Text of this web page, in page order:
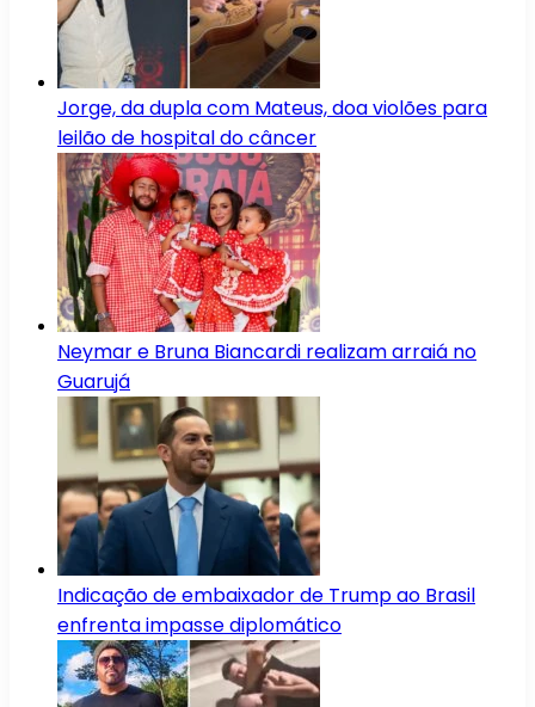
Jorge, da dupla com Mateus, doa violões para
leilão de hospital do câncer
Neymar e Bruna Biancardi realizam arraiá no
Guarujá
Indicação de embaixador de Trump ao Brasil
enfrenta impasse diplomático